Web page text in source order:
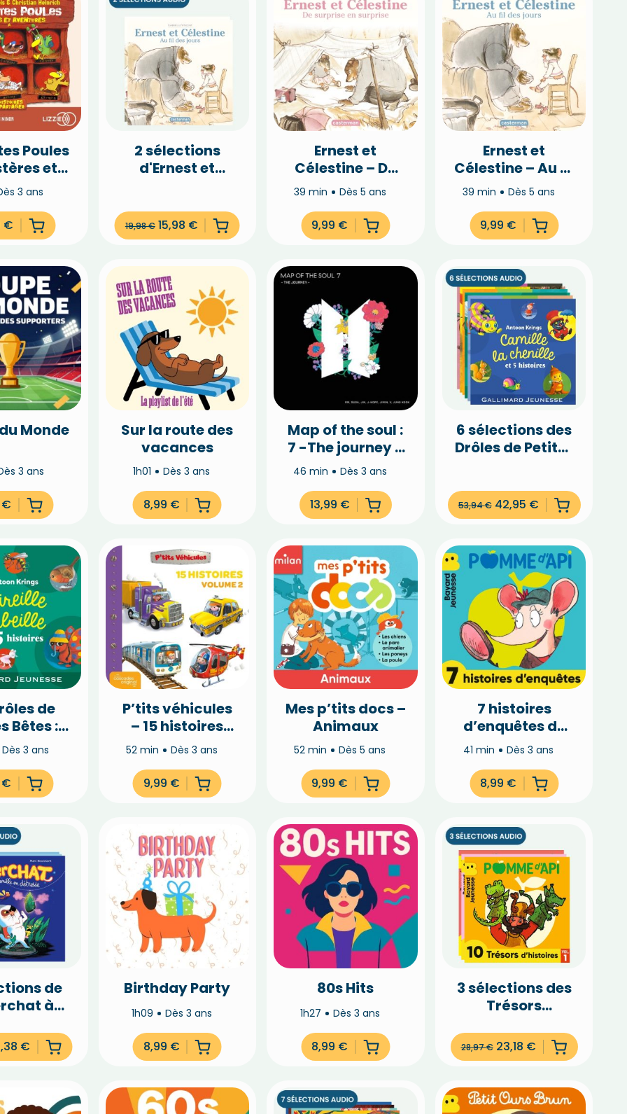
Poules
et
3 ans
€
2 sélections
d'Ernest et
19,98€ 15,98 €
Ernest et
Célestine – De
surprise en
39 min Dès 5 ans
9,99 €
Ernest et
Célestine – Au fil
des jours
39 min Dès 5 ans
9,99 €
Monde
3 ans
€
Sur la route des
vacances
1h01 Dès 3 ans
8,99 €
Map of the soul :
7 -The journey –
BTS
46 min Dès 3 ans
13,99 €
6 sélections des
Drôles de Petites
53,94€ 42,95 €
de
Bêtes :
l’abeille
Dès 3 ans
€
P’tits véhicules
– 15 histoires
(Vol.2)
52 min Dès 3 ans
9,99 €
Mes p’tits docs –
Animaux
52 min Dès 5 ans
9,99 €
7 histoires
d’enquêtes de
Pomme d’Api
41 min Dès 3 ans
8,99 €
de
à
€
Birthday Party
1h09 Dès 3 ans
8,99 €
80s Hits
1h27 Dès 3 ans
8,99 €
3 sélections des
Trésors
Pomme d'Api à
-20%
28,97€ 23,18 €